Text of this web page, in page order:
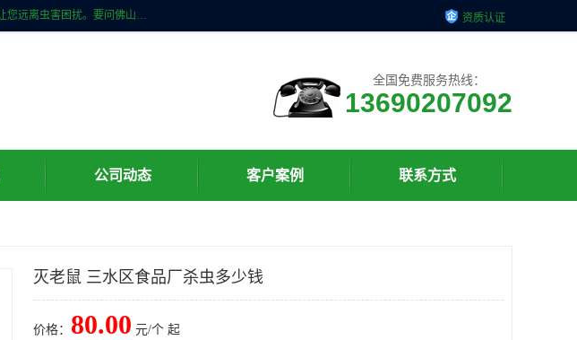
佛山儒创有害生物防治有限公司是一家佛山南海区杀虫公司、佛山除四害公司、佛山灭白蚁公司、佛山白蚁防治公司，让您远离虫害困扰。要问佛山白蚁防治哪家好？佛山儒创有害生物防治有限公司全佛山、广州，正规公司，上门勘查，可靠，售后有保障。 资质认证
全国免费服务热线：
13690207092
公司动态 客户案例 联系方式
灭老鼠 三水区食品厂杀虫多少钱
价格： 80.00 元/个 起